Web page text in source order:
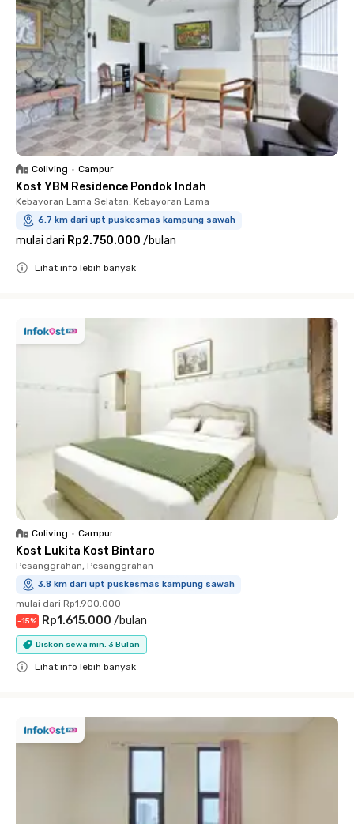
Coliving • Campur
Kost YBM Residence Pondok Indah
Kebayoran Lama Selatan, Kebayoran Lama
6.7 km dari upt puskesmas kampung sawah
mulai dari Rp2.750.000 /bulan
Lihat info lebih banyak
Coliving • Campur
Kost Lukita Kost Bintaro
Pesanggrahan, Pesanggrahan
3.8 km dari upt puskesmas kampung sawah
mulai dari Rp1.900.000
-15% Rp1.615.000 /bulan
Diskon sewa min. 3 Bulan
Lihat info lebih banyak